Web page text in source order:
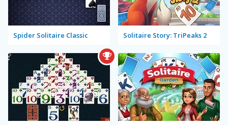
Spider Solitaire Classic Solitaire Story: TriPeaks 2